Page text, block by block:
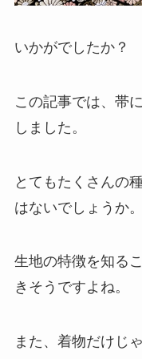
いかがでしたか？
この記事では、帯
しました。
とてもたくさんの
はないでしょうか。
生地の特徴を知る
きそうですよね。
また、着物だけじ